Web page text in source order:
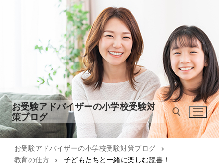
キ
ッ
プ
お受験アドバイザーの小学校受験対
策ブログ
検索:
お受験アドバイザーの小学校受験対策ブログ
教育の仕方
子どもたちと一緒に楽しむ読書！